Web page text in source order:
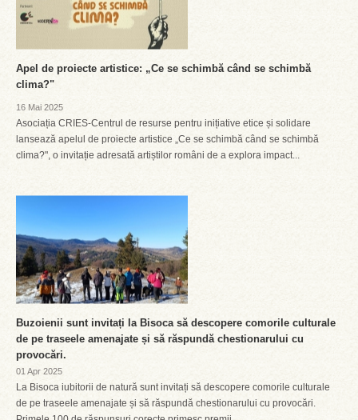
Apel de proiecte artistice: „Ce se schimbă când se schimbă
clima?"
16 Mai 2025
Asociația CRIES-Centrul de resurse pentru inițiative etice și solidare
lansează apelul de proiecte artistice „Ce se schimbă când se schimbă
clima?", o invitație adresată artiștilor români de a explora impact...
Buzoienii sunt invitați la Bisoca să descopere comorile culturale
de pe traseele amenajate și să răspundă chestionarului cu
provocări.
01 Apr 2025
La Bisoca iubitorii de natură sunt invitați să descopere comorile culturale
de pe traseele amenajate și să răspundă chestionarului cu provocări.